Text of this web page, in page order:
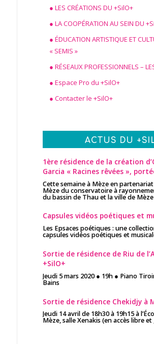
● LES CRÉATIONS DU +SilO+
● LA COOPÉRATION AU SEIN DU
● ÉDUCATION ARTISTIQUE ET
« SEMIS »
● RÉSEAUX PROFESSIONNELS –
● Espace Pro du +SilO+
● Contacter le +SilO+
ACTUS DU
1ère résidence de la création
Garcia « Racines rêvées »,
Cette semaine à Mèze en partenariat
Mèze du conservatoire à
du bassin de Thau et la ville de Mèze
Capsules vidéos poétiques et
Les Epsaces poétiques : une
capsules vidéos poétiques et
Sortie de résidence de Riu de
+SilO+
Jeudi 5 mars 2020 ● 19h ● Piano
Bains
Sortie de résidence Chekidjy à
Jeudi 14 avril de 18h30 à 19h15 à
Mèze, salle Xenakis (en accès libre